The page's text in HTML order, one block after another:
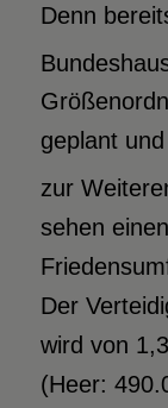
Denn
geplant
zur
sehen
Der
wird von
(Heer: